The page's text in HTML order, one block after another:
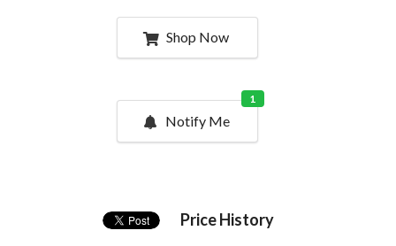
Shop Now
Notify Me
1
Price History